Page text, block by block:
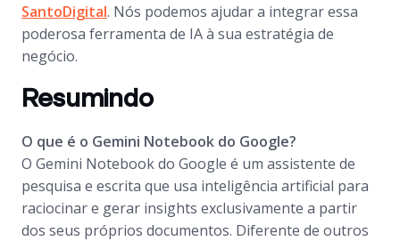
SantoDigital. Nós podemos ajudar a integrar essa
poderosa ferramenta de IA à sua estratégia de
negócio.
Resumindo
O que é o Gemini Notebook do Google?
O Gemini Notebook do Google é um assistente de
pesquisa e escrita que usa inteligência artificial para
raciocinar e gerar insights exclusivamente a partir
dos seus próprios documentos. Diferente de outros